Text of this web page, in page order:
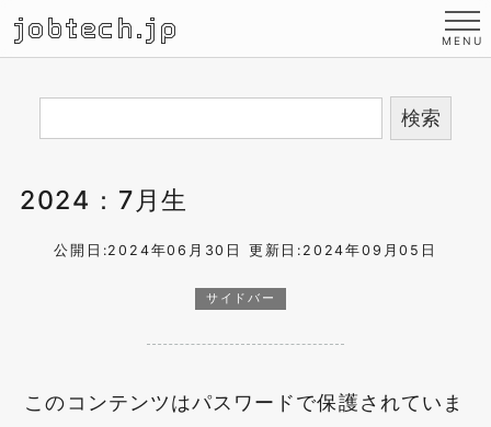
jobtech.jp
2024：7月生
公開日:2024年06月30日 更新日:2024年09月05日
サイドバー
このコンテンツはパスワードで保護されていま